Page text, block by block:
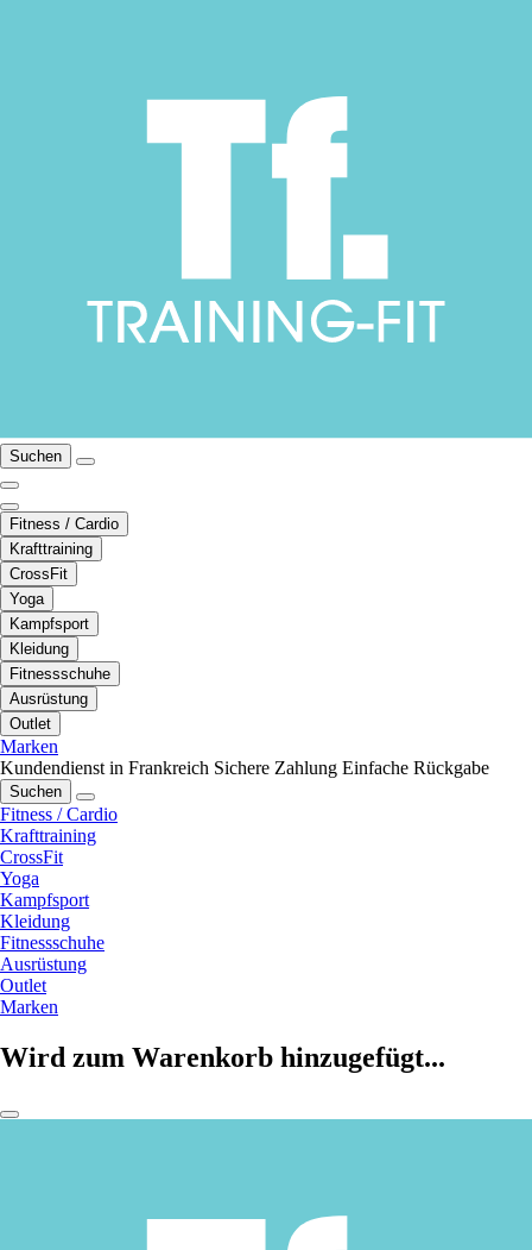
Suchen
Fitness / Cardio
Krafttraining
CrossFit
Yoga
Kampfsport
Kleidung
Fitnessschuhe
Ausrüstung
Outlet
Marken
Kundendienst in Frankreich Sichere Zahlung Einfache Rückgabe
Suchen
Fitness / Cardio
Krafttraining
CrossFit
Yoga
Kampfsport
Kleidung
Fitnessschuhe
Ausrüstung
Outlet
Marken
Wird zum Warenkorb hinzugefügt...